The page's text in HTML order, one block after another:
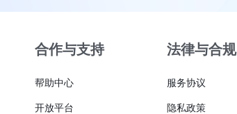
合作与支持
帮助中心
开放平台
法律与合规
服务协议
隐私政策